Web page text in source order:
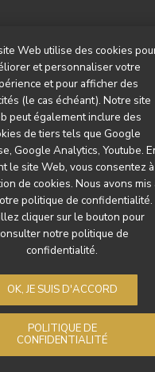
Web utilise des cookies
et personnaliser votre
et pour afficher des
(le cas échéant). Notre site
peut également inclure des
de tiers tels que Google
Google Analytics, Youtube.
le site Web, vous consentez à
de cookies. Nous avons mis
politique de confidentialité.
cliquer sur le bouton pour
notre politique de
confidentialité.
OK, JE SUIS D'ACCORD
POLITIQUE DE
CONFIDENTIALITÉ
?